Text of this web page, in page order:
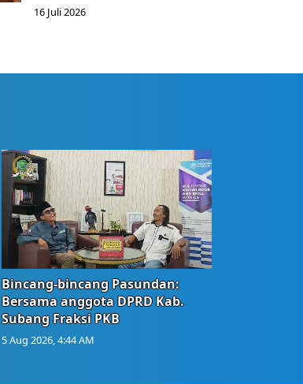
16 Juli 2026
Bincang-bincang Pasundan:
Bersama anggota DPRD Kab.
Subang Fraksi PKB
5 Aug 2026, 4:44 AM